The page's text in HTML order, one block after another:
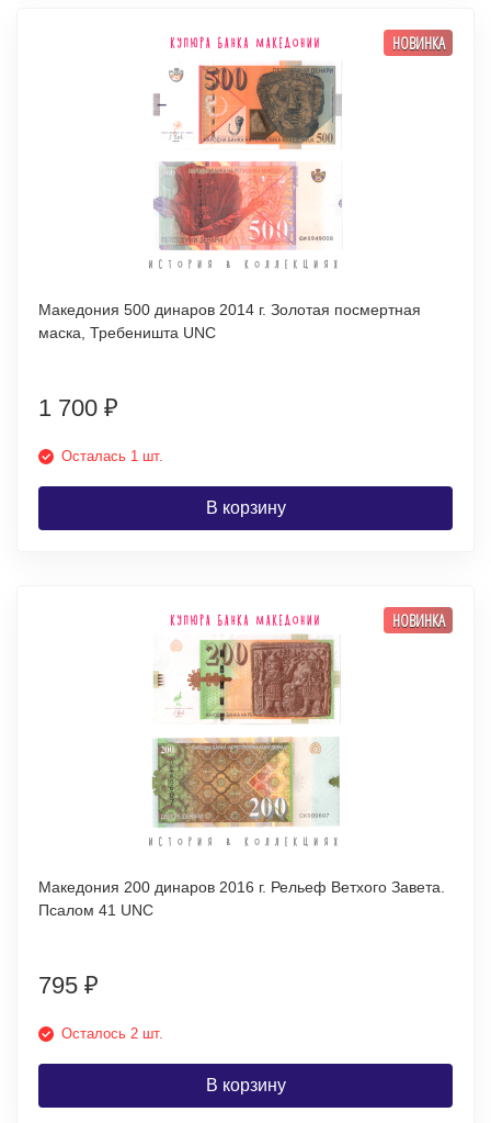
НОВИНКА
Македония 500 динаров 2014 г. Золотая посмертная
маска, Требеништа UNC
1 700 ₽
Осталась 1 шт.
В корзину
НОВИНКА
Македония 200 динаров 2016 г. Рельеф Ветхого Завета.
Псалом 41 UNC
795 ₽
Осталось 2 шт.
В корзину